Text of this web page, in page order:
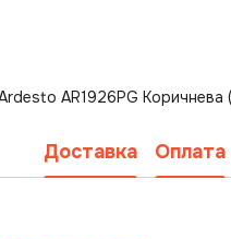
AR1926PG Коричнева
Доставка Оплата